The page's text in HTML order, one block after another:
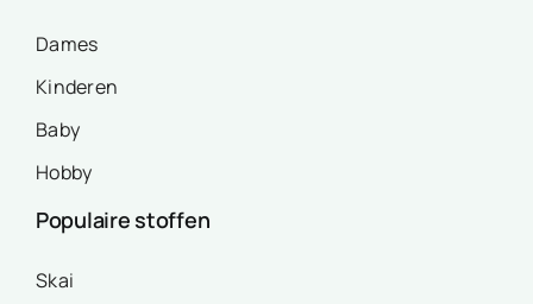
Dames
Kinderen
Baby
Hobby
Populaire stoffen
Skai